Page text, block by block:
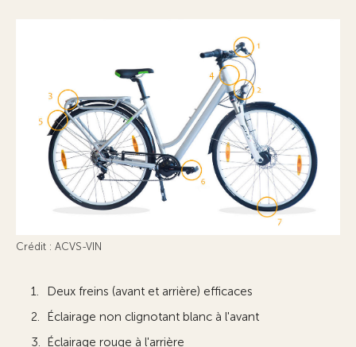
Crédit : ACVS-VIN
Deux freins (avant et arrière) efficaces
Éclairage non clignotant blanc à l'avant
Éclairage rouge à l'arrière